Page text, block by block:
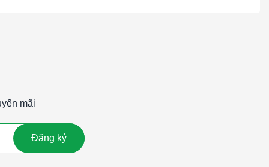
mãi
Đăng ký